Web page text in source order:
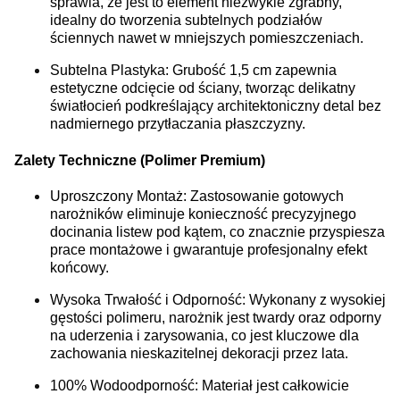
idealny do tworzenia subtelnych podziałów
ściennych nawet w mniejszych pomieszczeniach.
Subtelna Plastyka: Grubość 1,5 cm zapewnia
estetyczne odcięcie od ściany, tworząc delikatny
światłocień podkreślający architektoniczny detal bez
nadmiernego przytłaczania płaszczyzny.
Zalety Techniczne (Polimer Premium)
Uproszczony Montaż: Zastosowanie gotowych
narożników eliminuje konieczność precyzyjnego
docinania listew pod kątem, co znacznie przyspiesza
prace montażowe i gwarantuje profesjonalny efekt
końcowy.
Wysoka Trwałość i Odporność: Wykonany z wysokiej
gęstości polimeru, narożnik jest twardy oraz odporny
na uderzenia i zarysowania, co jest kluczowe dla
zachowania nieskazitelnej dekoracji przez lata.
100% Wodoodporność: Materiał jest całkowicie